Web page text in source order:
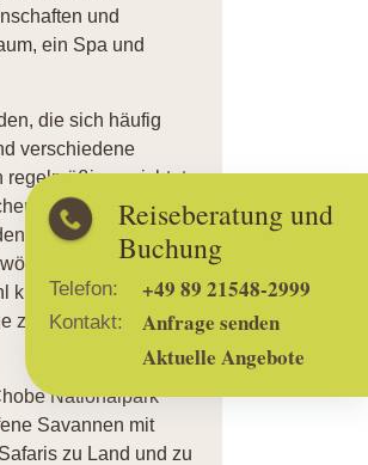
Reiseberatung und
Buchung
Telefon: +49 89 21548-2999
Kontakt:
Anfrage senden
Aktuelle Angebote
und
ein Spa und
die sich häufig
verschiedene
regelmäßig gesichtet,
Im Fluss leben
Booten aus
kleinerer Arten. Die
zu einem der
Nationalpark
Savannen mit
zu Land und zu